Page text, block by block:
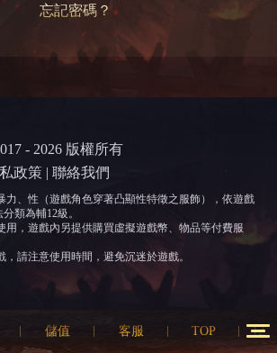
忘記密碼？
- 2026 版權所有
政策 | 聯絡我們
、性（遊戲角色穿著凸顯性特徵之服飾），依遊戲
類為輔12級。
，遊戲內另提供購買虛擬遊戲幣、物品等付費服
請注意使用時間，避免沉迷於遊戲。
儲值 客服 TOP 12